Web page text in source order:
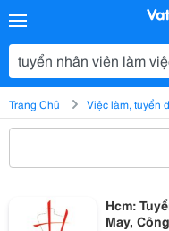
Trang Chủ Việc làm, tuyển
Hcm:
May,